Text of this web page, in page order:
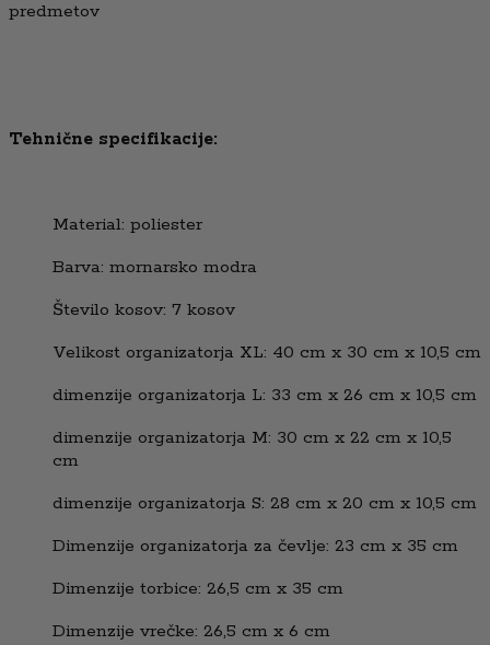
predmetov
Tehnične specifikacije:
Material: poliester
Barva: mornarsko modra
Število kosov: 7 kosov
Velikost organizatorja XL: 40 cm x 30 cm x 10,5 cm
dimenzije organizatorja L: 33 cm x 26 cm x 10,5 cm
dimenzije organizatorja M: 30 cm x 22 cm x 10,5
cm
dimenzije organizatorja S: 28 cm x 20 cm x 10,5 cm
Dimenzije organizatorja za čevlje: 23 cm x 35 cm
Dimenzije torbice: 26,5 cm x 35 cm
Dimenzije vrečke: 26,5 cm x 6 cm